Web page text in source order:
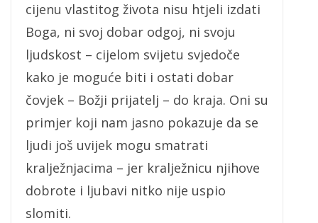
cijenu vlastitog života nisu htjeli izdati
Boga, ni svoj dobar odgoj, ni svoju
ljudskost – cijelom svijetu svjedoče
kako je moguće biti i ostati dobar
čovjek – Božji prijatelj – do kraja. Oni su
primjer koji nam jasno pokazuje da se
ljudi još uvijek mogu smatrati
kralježnjacima – jer kralježnicu njihove
dobrote i ljubavi nitko nije uspio
slomiti.